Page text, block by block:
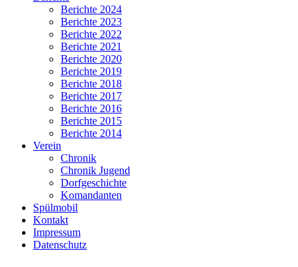
Berichte 2024
Berichte 2023
Berichte 2022
Berichte 2021
Berichte 2020
Berichte 2019
Berichte 2018
Berichte 2017
Berichte 2016
Berichte 2015
Berichte 2014
Verein
Chronik
Chronik Jugend
Dorfgeschichte
Komandanten
Spülmobil
Kontakt
Impressum
Datenschutz